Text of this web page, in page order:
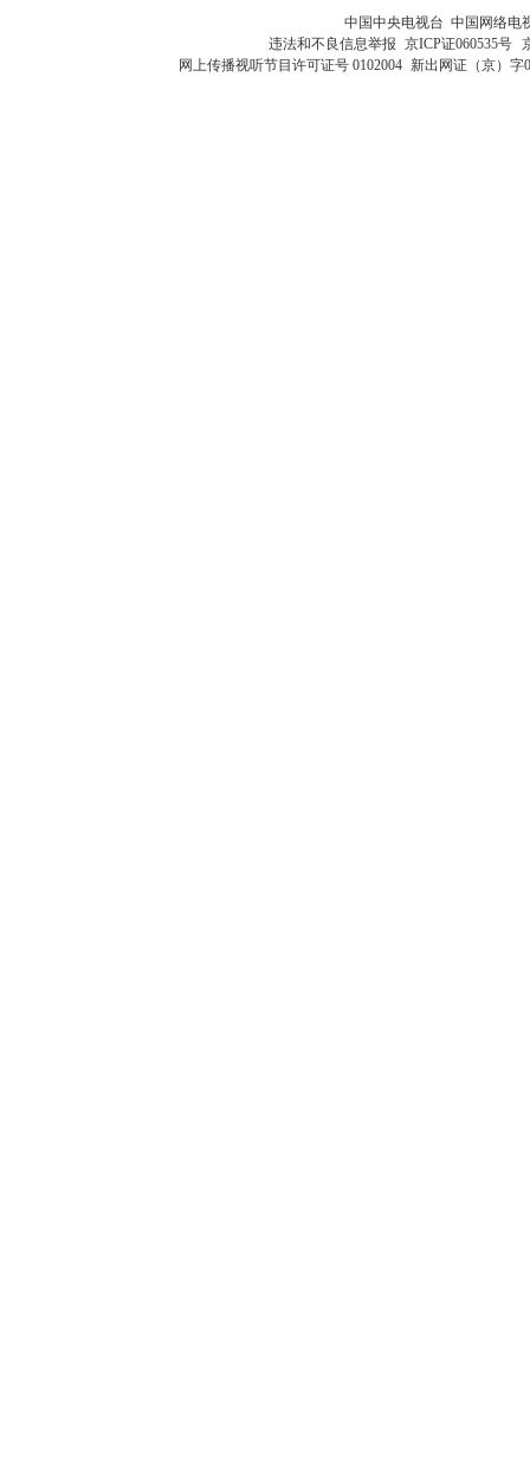
中国中央电视台 中国网络电
违法和不良信息举报 京ICP证060535号
网上传播视听节目许可证号 0102004 新出网证（京）